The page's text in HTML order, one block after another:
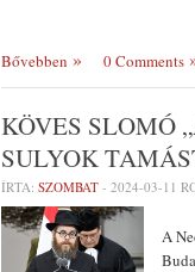
Bővebben 0 Comments
KÖVES SLOMÓ
SULYOK
ÍRTA: SZOMBAT - 2024-03-11
A